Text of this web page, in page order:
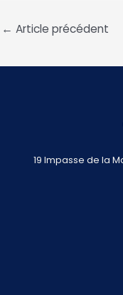
← Article précédent
19 Impasse de la